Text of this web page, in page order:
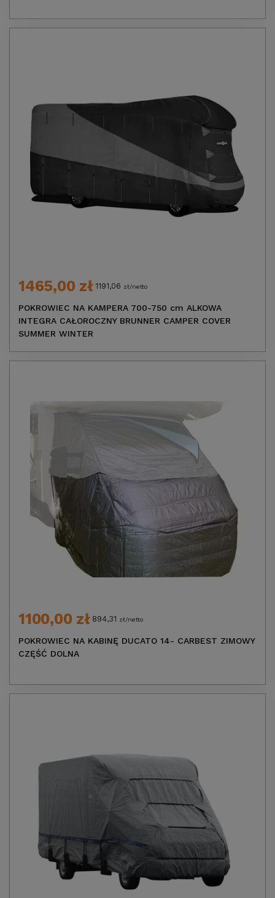
1465,00 zł 1191,06 zł/netto
POKROWIEC NA KAMPERA 700-750 cm ALKOWA
INTEGRA CAŁOROCZNY BRUNNER CAMPER COVER
SUMMER WINTER
1100,00 zł 894,31 zł/netto
POKROWIEC NA KABINĘ DUCATO 14- CARBEST ZIMOWY
CZĘŚĆ DOLNA